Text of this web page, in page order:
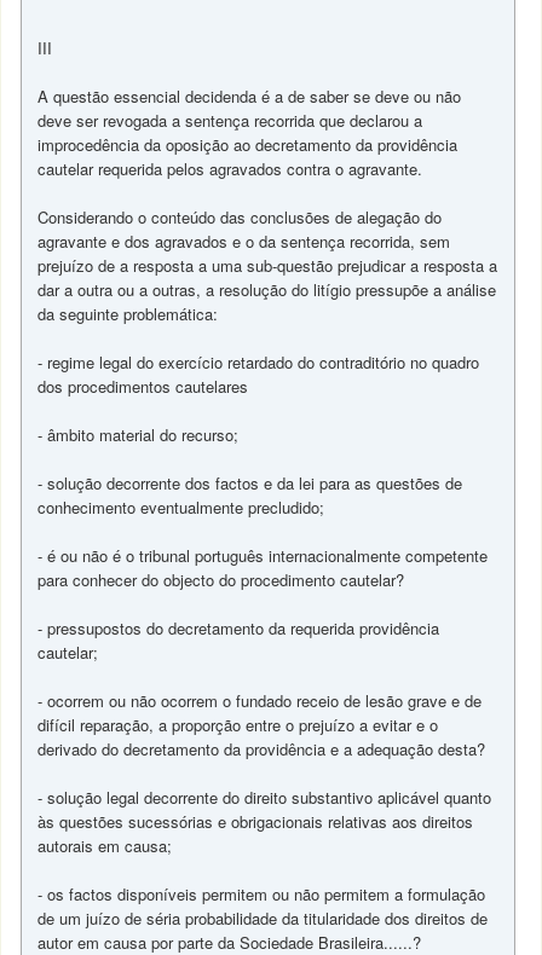
III
A questão essencial decidenda é a de saber se deve ou não
deve ser revogada a sentença recorrida que declarou a
improcedência da oposição ao decretamento da providência
cautelar requerida pelos agravados contra o agravante.
Considerando o conteúdo das conclusões de alegação do
agravante e dos agravados e o da sentença recorrida, sem
prejuízo de a resposta a uma sub-questão prejudicar a resposta a
dar a outra ou a outras, a resolução do litígio pressupõe a análise
da seguinte problemática:
- regime legal do exercício retardado do contraditório no quadro
dos procedimentos cautelares
- âmbito material do recurso;
- solução decorrente dos factos e da lei para as questões de
conhecimento eventualmente precludido;
- é ou não é o tribunal português internacionalmente competente
para conhecer do objecto do procedimento cautelar?
- pressupostos do decretamento da requerida providência
cautelar;
- ocorrem ou não ocorrem o fundado receio de lesão grave e de
difícil reparação, a proporção entre o prejuízo a evitar e o
derivado do decretamento da providência e a adequação desta?
- solução legal decorrente do direito substantivo aplicável quanto
às questões sucessórias e obrigacionais relativas aos direitos
autorais em causa;
- os factos disponíveis permitem ou não permitem a formulação
de um juízo de séria probabilidade da titularidade dos direitos de
autor em causa por parte da Sociedade Brasileira......?